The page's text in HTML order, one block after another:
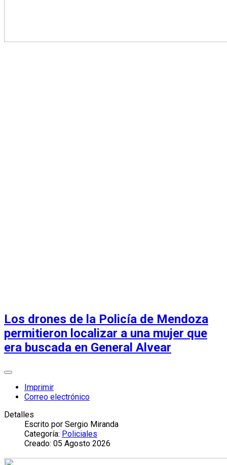
Los drones de la Policía de Mendoza
permitieron localizar a una mujer que
era buscada en General Alvear
Imprimir
Correo electrónico
Detalles
Escrito por Sergio Miranda
Categoría: Policiales
Creado: 05 Agosto 2026